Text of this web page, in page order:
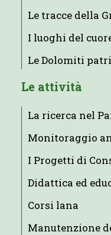
Le tracce della
I luoghi del
Le Dolomiti
Le attività
La ricerca nel
Monitoraggio
I Progetti di
Didattica ed
Corsi lana
Manutenzione